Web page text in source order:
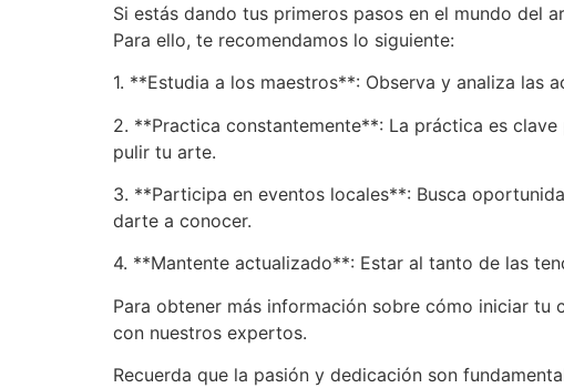
Si estás dando tus primeros pasos en el mundo del
Para ello, te recomendamos lo siguiente:
1. **Estudia a los maestros**: Observa y analiza las
2. **Practica constantemente**: La práctica es
pulir tu arte.
3. **Participa en eventos locales**: Busca
darte a conocer.
4. **Mantente actualizado**: Estar al tanto de las
Para obtener más información sobre cómo iniciar
con nuestros expertos.
Recuerda que la pasión y dedicación son